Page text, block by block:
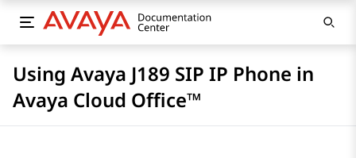
Using Avaya J189 SIP IP Phone in
Avaya Cloud Office™